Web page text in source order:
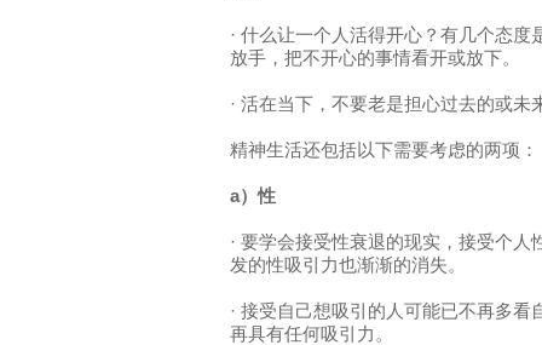
· 什么让一个人活得开心？有几个态
放手，把不开心的事情看开或放下。
· 活在当下，不要老是担心过去的或未
精神生活还包括以下需要考虑的两项：
a）性
· 要学会接受性衰退的现实，接受个
发的性吸引力也渐渐的消失。
· 接受自己想吸引的人可能已不再多
再具有任何吸引力。